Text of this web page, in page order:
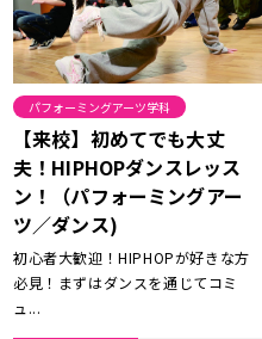
パフォーミングアーツ学科
【来校】初めてでも大丈
夫！HIPHOPダンスレッス
ン！（パフォーミングアー
ツ／ダンス)
初心者大歓迎！HIPHOPが好きな方
必見！まずはダンスを通じてコミ
ュ...